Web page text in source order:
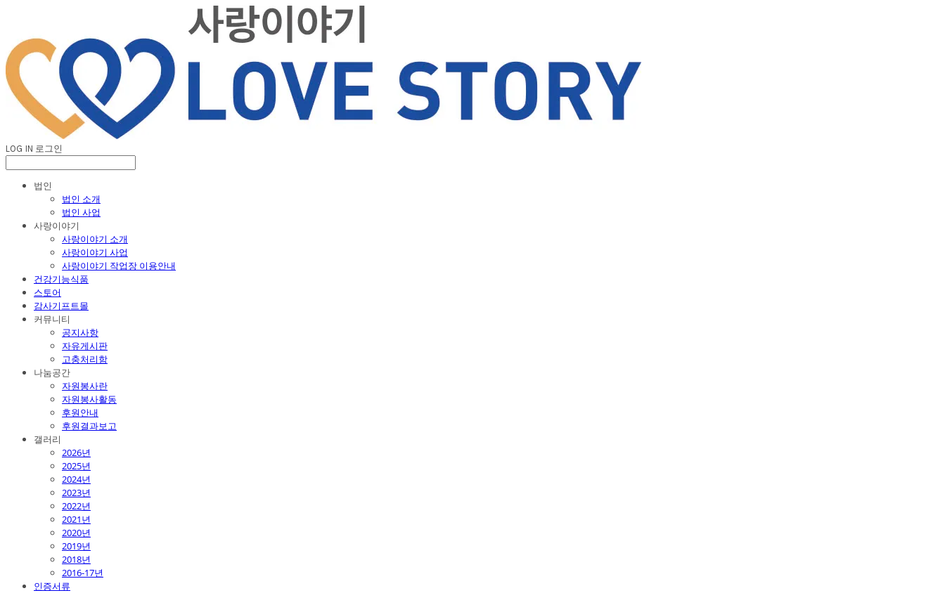
LOG IN 로그인
법인
법인 소개
법인 사업
사랑이야기
사랑이야기 소개
사랑이야기 사업
사랑이야기 작업장 이용안내
건강기능식품
스토어
감사기프트몰
커뮤니티
공지사항
자유게시판
고충처리함
나눔공간
자원봉사란
자원봉사활동
후원안내
후원결과보고
갤러리
2026년
2025년
2024년
2023년
2022년
2021년
2020년
2019년
2018년
2016-17년
인증서류